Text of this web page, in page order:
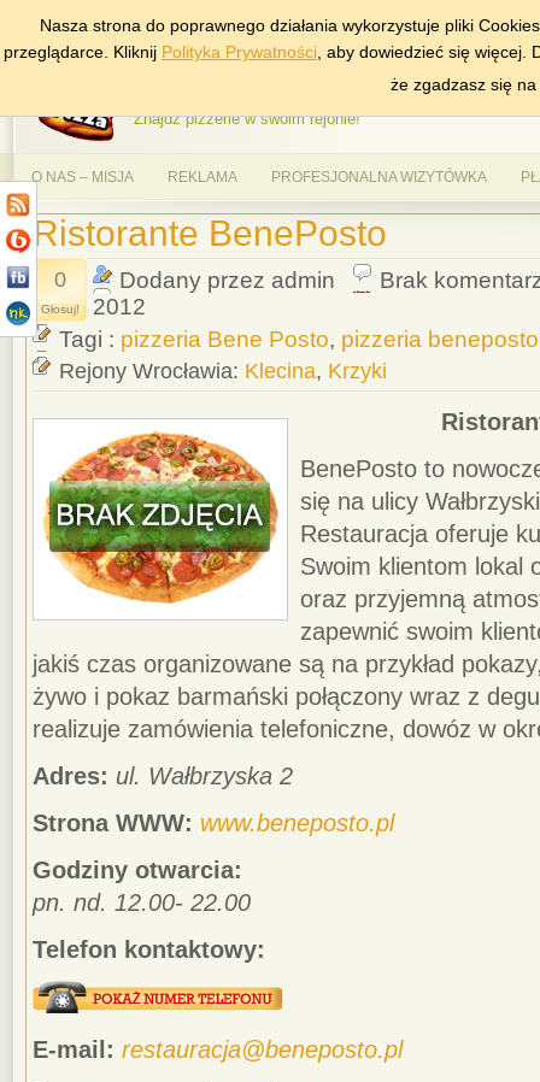
DODAJ NAS DO ULUBIONYCH ZNAJDŹ
AlePizza.com –
Znajdź pizzerie w swoim rejonie!
O NAS – MISJA REKLAMA PROFESJONALNA WIZYTÓWKA
Ristorante BenePosto
0
Głosuj!
Dodany przez admin
Brak
2012
Tagi : pizzeria Bene Posto, pizzeria beneposto
Rejony Wrocławia: Klecina, Krzyki
BenePosto to
się na ulicy
Restauracja oferuje
Swoim klientom lokal
oraz przyjemną
zapewnić swoim
jakiś czas organizowane są na przykład
żywo i pokaz barmański połączony wraz z
realizuje zamówienia telefoniczne, dowóz w
Adres: ul. Wałbrzyska 2
Strona WWW: www.beneposto.pl
Godziny otwarcia:
pn. nd. 12.00- 22.00
Telefon kontaktowy:
E-mail: restauracja@beneposto.pl
Nasza strona do poprawnego działania wykorzystuje pliki
przeglądarce. Kliknij Polityka Prywatności , aby dowiedzieć się
że zgadzasz się